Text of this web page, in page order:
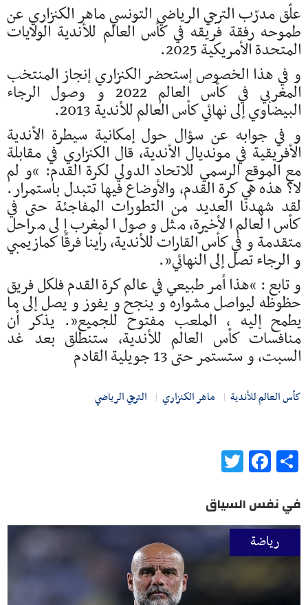
علّق مدرّب الترجي الرياضي التونسي ماهر الكنزاري عن
طموحه رفقة فريقه في كأس العالم للأندية الولايات
المتحدة الأمريكية 2025.
و في هذا الخصوص إستحضر الكنزاري إنجاز المنتخب
المغربي في كأس العالم 2022 و وصول الرجاء
البيضاوي إلى نهائي كأس العالم للأندية 2013.
و في جوابه عن سؤال حول إمكانية سيطرة الأندية
الأفريقية في مونديال الأندية، قال الكنزاري في مقابلة
مع الموقع الرسمي للاتحاد الدولي لكرة القدم: “و لم
لا؟ هذه هي كرة القدم، والأوضاع فيها تتبدل باستمرار.
لقد شهدنا العديد من التطورات المفاجئة حتى في
كأس العالم الأخيرة، مثل وصول المغرب إلى مراحل
متقدمة و في كأس القارات للأندية، رأينا فرقًا كمازيمبي
و الرجاء تصل إلى النهائي”.
و تابع : “هذا أمر طبيعي في عالم كرة القدم فلكل فريق
حظوظه ليواصل مشواره و ينجح و يفوز و يصل إلى ما
يطمح إليه ، الملعب مفتوح للجميع”. يذكر أن
منافسات كأس العالم للأندية، ستنطلق بعد غد
السبت، و ستستمر حتى 13 جويلية القادم
كأس العالم للأندية ماهر الكنزاري الترجي الرياضي
Share
Facebook
في نفس السياق
رياضة